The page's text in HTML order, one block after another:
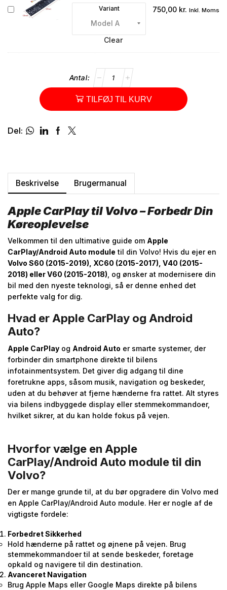
Bakkamera
integreret
Variant
Clear
750,00 kr. Inkl. Moms
TILFØJ TIL KURV
Del:
Beskrivelse Brugermanual
Apple CarPlay til Volvo – Forbedr Din
Køreoplevelse
Velkommen til den ultimative guide om Apple
CarPlay/Android Auto module til din Volvo! Hvis du ejer en
Volvo S60 (2015-2019), XC60 (2015-2017), V40 (2015-
2018) eller V60 (2015-2018) , og ønsker at modernisere din
bil med den nyeste teknologi, så er denne enhed det
perfekte valg for dig.
Hvad er Apple CarPlay og Android
Auto?
Apple CarPlay og Android Auto er smarte systemer, der
forbinder din smartphone direkte til bilens
infotainmentsystem. Det giver dig adgang til dine
foretrukne apps, såsom musik, navigation og beskeder,
uden at du behøver at fjerne hænderne fra rattet. Alt styres
via bilens indbyggede display eller stemmekommandoer,
hvilket sikrer, at du kan holde fokus på vejen.
Hvorfor vælge en Apple
CarPlay/Android Auto module til din
Volvo?
Der er mange grunde til, at du bør opgradere din Volvo med
en Apple CarPlay/Android Auto module. Her er nogle af de
vigtigste fordele:
Forbedret Sikkerhed
Hold hænderne på rattet og øjnene på vejen. Brug
stemmekommandoer til at sende beskeder, foretage
opkald og navigere til din destination.
Avanceret Navigation
Brug Apple Maps eller Google Maps direkte på bilens